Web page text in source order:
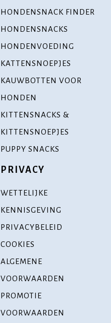
HONDENSNACK FINDER
HONDENSNACKS
HONDENVOEDING
KATTENSNOEPJES
KAUWBOTTEN VOOR
HONDEN
KITTENSNACKS &
KITTENSNOEPJES
PUPPY SNACKS
PRIVACY
WETTELIJKE
KENNISGEVING
PRIVACYBELEID
COOKIES
ALGEMENE
VOORWAARDEN
PROMOTIE
VOORWAARDEN